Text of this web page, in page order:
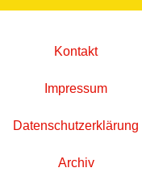
Kontakt
Impressum
Datenschutzerklärung
Archiv